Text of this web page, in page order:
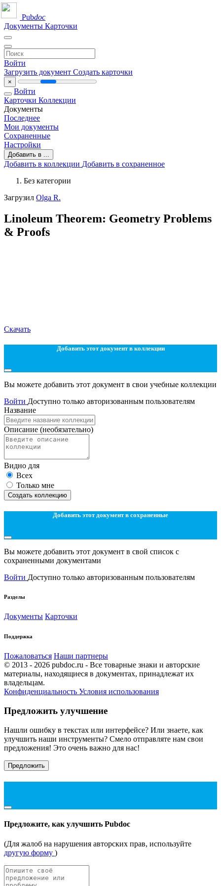
Pubdoc
Документы Карточки
Войти
Загрузить документ Создать карточки
×
Войти
Карточки Коллекции
Документы
Последнее
Мои документы
Сохраненные
Настройки
Добавить в ...
Добавить в коллекции Добавить в сохраненное
Без категории
Загрузил Olga R.
Linoleum Theorem: Geometry Problems
& Proofs
Скачать
Добавить этот документ в коллекции
Вы можете добавить этот документ в свои учебные коллекции
Войти Доступно только авторизованным пользователям
Название
Описание (необязательно)
Видно для
Всех
Только мне
Создать коллекцию
Добавить этот документ в сохраненные
Вы можете добавить этот документ в свой список с
сохраненными документами
Войти Доступно только авторизованным пользователям
Разделы
Документы Карточки
Поддержка
Пожаловаться Наши партнеры
© 2013 - 2026 pubdoc.ru - Все товарные знаки и авторские
материалы, находящиеся в документах, принадлежат их
владельцам.
Конфиденциальность Условия использования
Предложить улучшение
Нашли ошибку в текстах или интерфейсе? Или знаете, как
улучшить наши инструменты? Смело отправляте нам свои
предложения! Это очень важно для нас!
Предложить
Предложите, как улучшить Pubdoc
(Для жалоб на нарушения авторских прав, используйте
другую форму )